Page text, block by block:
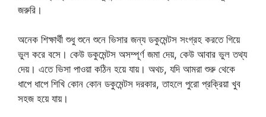
জরুরি।
অনেক শিক্ষার্থী শুধু শুনে শুনে ভিসার জন্য ডকুমেন্টস সংগ্রহ করতে গিয়ে
ভুল করে বসে। কেউ ডকুমেন্টস অসম্পূর্ণ জমা দেয়, কেউ আবার ভুল তথ্য
দেয়। এতে ভিসা পাওয়া কঠিন হয়ে যায়। অথচ, যদি আমরা শুরু থেকে
ধাপে ধাপে শিখি কোন কোন ডকুমেন্টস দরকার, তাহলে পুরো প্রক্রিয়া খুব
সহজ হয়ে যায়।